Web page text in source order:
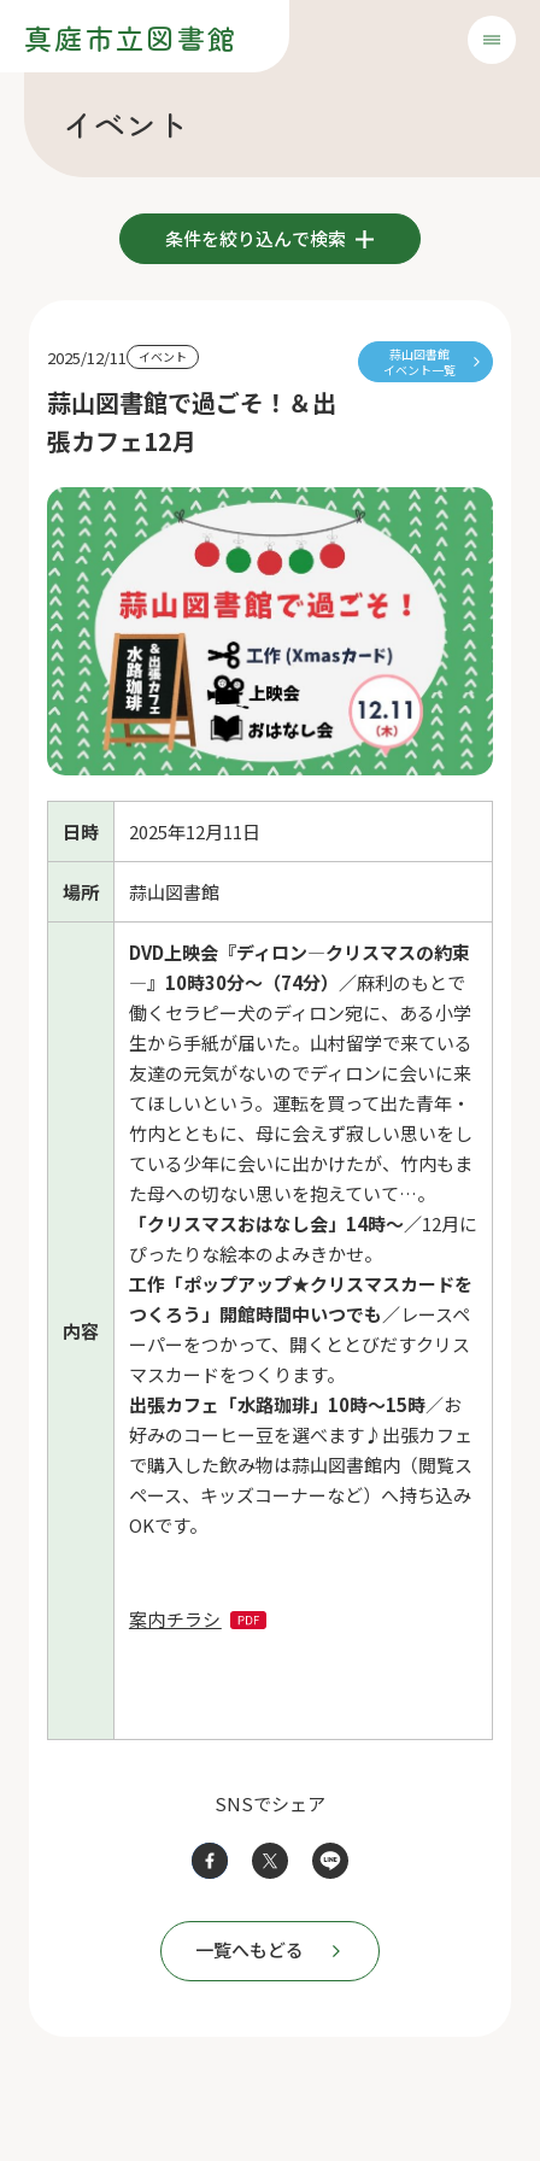
真庭市立図書館
イベント
条件を絞り込んで検索
2025/12/11 イベント
蒜山図書館で過ごそ！＆出
張カフェ12月
蒜山図書館
イベント一覧
日時 2025年12月11日
場所 蒜山図書館
内容
DVD上映会『ディロン―クリスマスの約束
―』10時30分～（74分）／麻利のもとで
働くセラピー犬のディロン宛に、ある小学
生から手紙が届いた。山村留学で来ている
友達の元気がないのでディロンに会いに来
てほしいという。運転を買って出た青年・
竹内とともに、母に会えず寂しい思いをし
ている少年に会いに出かけたが、竹内もま
た母への切ない思いを抱えていて…。
「クリスマスおはなし会」14時～／12月に
ぴったりな絵本のよみきかせ。
工作「ポップアップ★クリスマスカードを
つくろう」開館時間中いつでも／レースペ
ーパーをつかって、開くととびだすクリス
マスカードをつくります。
出張カフェ「水路珈琲」10時～15時／お
好みのコーヒー豆を選べます♪出張カフェ
で購入した飲み物は蒜山図書館内（閲覧ス
ペース、キッズコーナーなど）へ持ち込み
OKです。
案内チラシ
SNSでシェア
一覧へもどる